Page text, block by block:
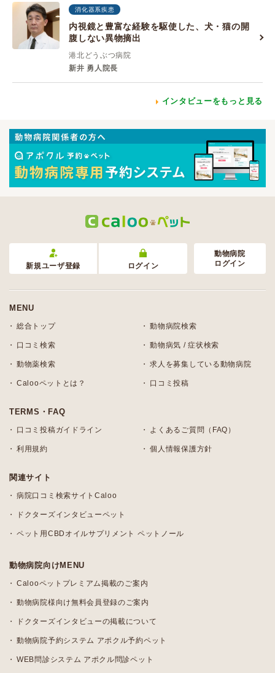
消化器系疾患
内視鏡と豊富な経験を駆使した、犬・猫の開
腹しない異物摘出
港北どうぶつ病院
新井 勇人院長
インタビューをもっと見る
新規ユーザ登録 ログイン
動物病院
ログイン
MENU
総合トップ 動物病院検索
口コミ検索 動物病気 / 症状検索
動物薬検索 求人を募集している動物病院
Calooペットとは？ 口コミ投稿
TERMS・FAQ
口コミ投稿ガイドライン よくあるご質問（FAQ）
利用規約 個人情報保護方針
関連サイト
病院口コミ検索サイトCaloo
ドクターズインタビューペット
ペット用CBDオイルサプリメント ペットノール
動物病院向けMENU
Calooペットプレミアム掲載のご案内
動物病院様向け無料会員登録のご案内
ドクターズインタビューの掲載について
動物病院予約システム アポクル予約ペット
WEB問診システム アポクル問診ペット